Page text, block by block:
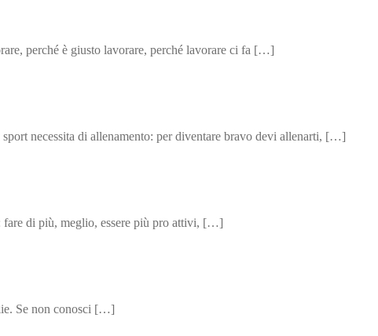
perché è giusto lavorare, perché lavorare ci fa […]
necessita di allenamento: per diventare bravo devi allenarti, […]
fare di più, meglio, essere più pro attivi, […]
Se non conosci […]